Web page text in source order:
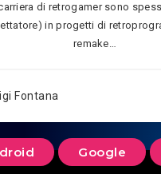
di retrogamer sono
in progetti di
remake…
Fontana
Google